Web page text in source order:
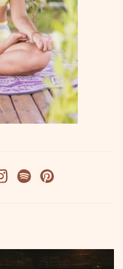
FacebookX (Twitter)
Pinterest